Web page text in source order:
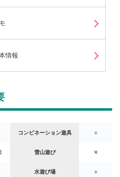
情報
コンビネーション遊具 ○
雪山遊び ✕
水遊び場 ○